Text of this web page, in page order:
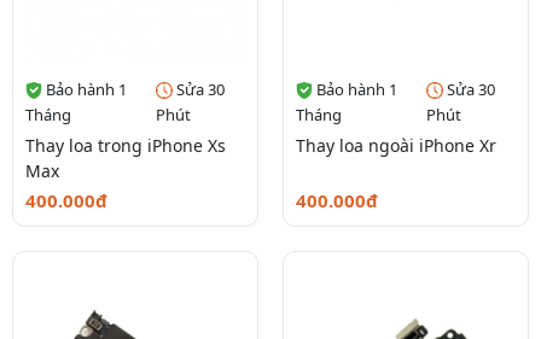
Bảo hành 1
Tháng
Sửa 30
Phút
Thay loa trong iPhone Xs
Max
400.000đ
Bảo hành 1
Tháng
Sửa 30
Phút
Thay loa ngoài iPhone Xr
400.000đ